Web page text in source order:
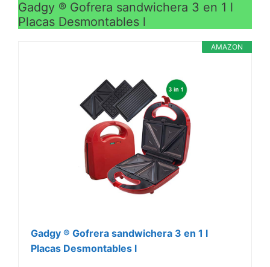
Gadgy ® Gofrera sandwichera 3 en 1 l
Placas Desmontables l
AMAZON
Gadgy ® Gofrera sandwichera 3 en 1 l
Placas Desmontables l